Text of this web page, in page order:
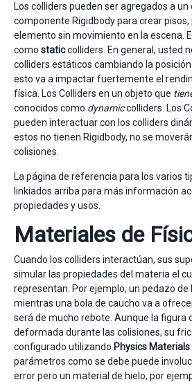
Los colliders pueden ser agregados a un
componente Rigidbody para crear
elemento sin movimiento en la escena.
como staticcolliders. En general, usted
colliders estáticos cambiando la
esto va a impactar fuertemente el
física. Los Colliders en un objeto que
conocidos como dynamiccolliders. Los
pueden interactuar con los colliders
estos no tienen Rigidbody, no se
colisiones.
La página de referencia para los varios
linkiados arriba para más información
propiedades y usos.
Materiales de
Cuando los colliders interactúan, sus
simular las propiedades del materia el
representan. Por ejemplo, un pedazo de
mientras una bola de caucho va a
será de mucho rebote. Aunque la figura
deformada durante las colisiones, su
configurado utilizando Physics Materials
parámetros como se debe puede
error pero un material de hielo, por